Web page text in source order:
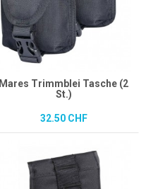
Mares Trimmblei Tasche (2
St.)
32.50 CHF